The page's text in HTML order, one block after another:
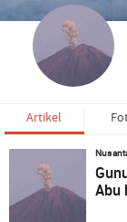
Artikel
Abu